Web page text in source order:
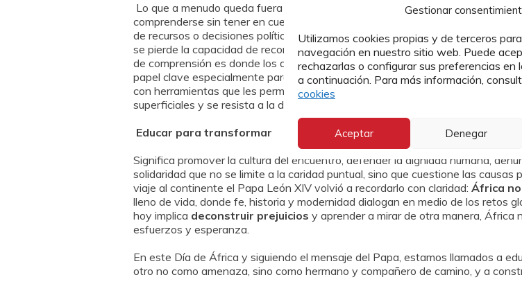
Gestionar
Utilizamos cookies propias y de terceros
navegación en nuestro sitio web. Puede
rechazarlas o configurar sus preferencias en
a continuación. Para más información,
cookies
Aceptar Denegar
Lo que a menudo queda fuera de la mirada es el contexto necesario para
comprenderse sin tener en cuenta procesos compartidos como la historia
de recursos o decisiones políticas tomadas fuera de África. Cuando estos
se pierde la capacidad de reconocer cómo lo que ocurre en un lugar del
de comprensión es donde los discursos excluyentes, racistas y xenófobos
papel clave especialmente para los jóvenes, más expuestos a mensajes
con herramientas que les permitan analizar la realidad, contrastar
superficiales y se resista a la deshumanización del otro.
Educar para transformar
Significa promover la cultura del encuentro, defender la dignidad humana,
solidaridad que no se limite a la caridad puntual, sino que cuestione las
viaje al continente el Papa León XIV volvió a recordarlo con claridad: África
lleno de vida, donde fe, historia y modernidad dialogan en medio de los retos
hoy implica deconstruir prejuicios y aprender a mirar de otra manera, África
esfuerzos y esperanza.
En este Día de África y siguiendo el mensaje del Papa, estamos llamados a
otro no como amenaza, sino como hermano y compañero de camino, y a